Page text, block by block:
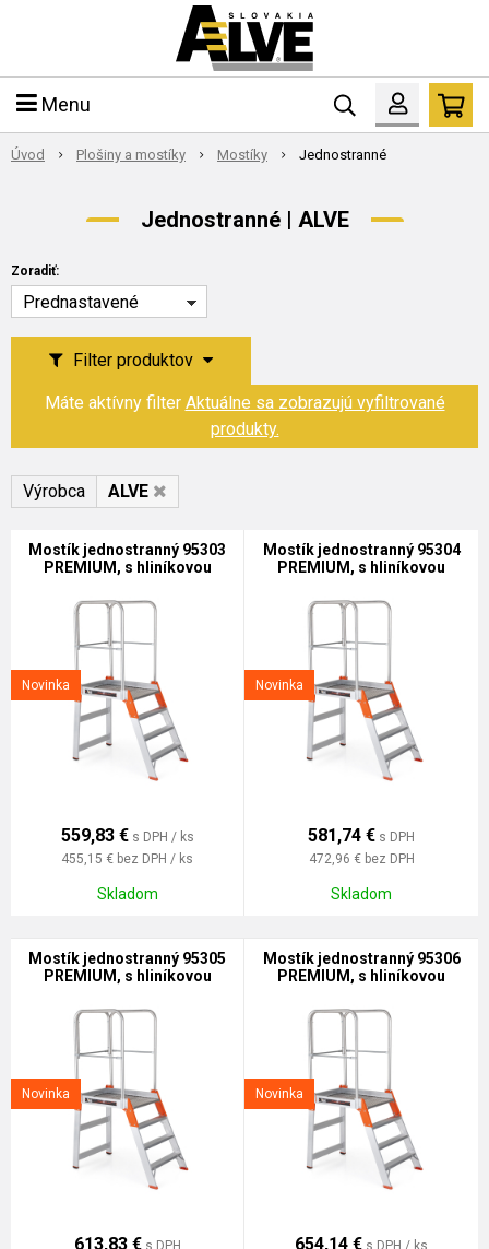
Menu
Úvod Plošiny a mostíky Mostíky Jednostranné
Jednostranné | ALVE
Filter produktov
Zoradiť:
Prednastavené
Máte aktívny filter Aktuálne sa zobrazujú vyfiltrované
produkty.
Výrobca ALVE
Mostík jednostranný 95303
PREMIUM, s hliníkovou
Novinka
559,83 € s DPH / ks
455,15 € bez DPH / ks
Skladom
Mostík jednostranný 95304
PREMIUM, s hliníkovou
Novinka
581,74 € s DPH
472,96 € bez DPH
Skladom
Mostík jednostranný 95305
PREMIUM, s hliníkovou
Novinka
613,83 € s DPH
Mostík jednostranný 95306
PREMIUM, s hliníkovou
Novinka
654,14 € s DPH / ks